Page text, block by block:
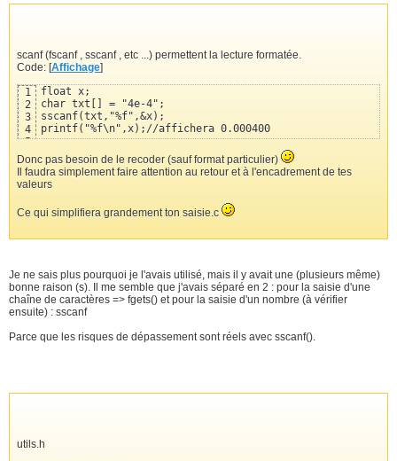
scanf (fscanf , sscanf , etc ...) permettent la lecture formatée.
Code: [Affichage]
1
2
3
4
5
float x;
char txt[] = "4e-4";
sscanf(txt,"%f",&x);
printf("%f\n",x);//affichera 0.000400
Donc pas besoin de le recoder (sauf format particulier)
Il faudra simplement faire attention au retour et à l'encadrement de tes
valeurs
Ce qui simplifiera grandement ton saisie.c
Je ne sais plus pourquoi je l'avais utilisé, mais il y avait une (plusieurs même)
bonne raison (s). Il me semble que j'avais séparé en 2 : pour la saisie d'une
chaîne de caractères => fgets() et pour la saisie d'un nombre (à vérifier
ensuite) : sscanf
Parce que les risques de dépassement sont réels avec sscanf().
utils.h